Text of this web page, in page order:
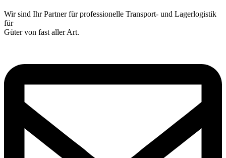
Wir sind Ihr Partner für professionelle Transport- und Lagerlogistik
für
Güter von fast aller Art.